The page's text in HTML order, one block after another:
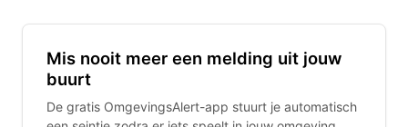
Mis nooit meer een melding uit jouw
buurt
De gratis OmgevingsAlert-app stuurt je automatisch